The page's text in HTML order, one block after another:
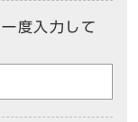
度入力して